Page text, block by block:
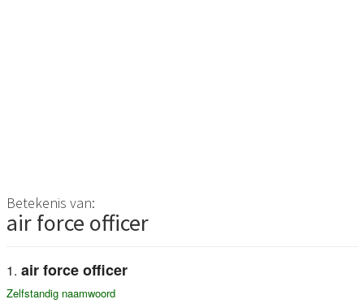
Betekenis van:
air force officer
air force officer
Zelfstandig naamwoord